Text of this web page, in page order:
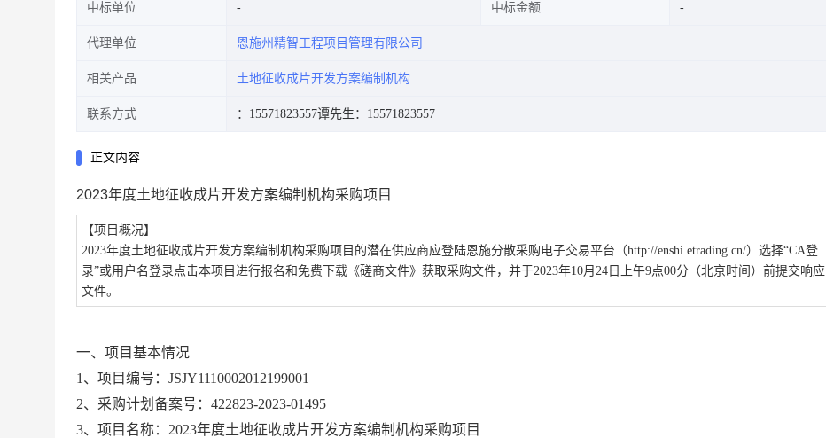
中标单位 中标金额
代理单位 恩施州精智工程项目管理有限公司
相关产品 土地征收成片开发方案编制机构
联系方式 ：15571823557谭先生：15571823557
正文内容
2023年度土地征收成片开发方案编制机构采购项目
【项目概况】
2023年度土地征收成片开发方案编制机构采购项目 的潜在供应商应登陆恩施分散采购电子交易平台（http://enshi.etrading.cn/）选择“CA登
录”或用户名登录点击本项目进行报名和免费下载《磋商文件》获取采购文件， 并于2023年10月 24 日 上午9点00分 （北京时间）前提交响应
文件。
一、项目基本情况
1、项目编号：JSJY1110002012199001
2、采购计划备案号： 422823-2023-01495
3、项目名称： 2023年度土地征收成片开发方案编制机构采购项目